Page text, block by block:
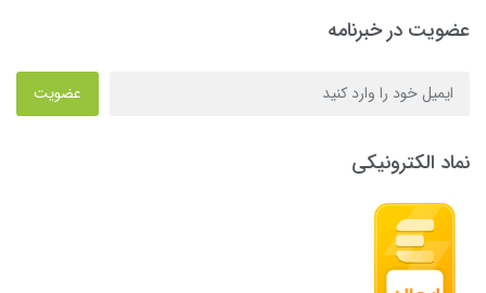
عضویت در خبرنامه
عضویت
نماد الکترونیکی